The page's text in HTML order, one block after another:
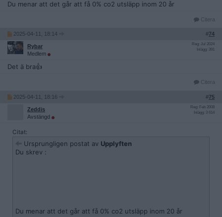
Du menar att det går att få 0% co2 utsläpp inom 20 år
Citera
2025-04-11, 18:14 #74
Rybar
Medlem
Reg: Jul 2024
Inlägg: 391
Det ä bra👍
Citera
2025-04-11, 18:16 #75
Zeddis
Avstängd
Reg: Feb 2008
Inlägg: 3 614
Citat:
Ursprungligen postat av Upplyften
Du skrev :
Du menar att det går att få 0% co2 utsläpp inom 20 år